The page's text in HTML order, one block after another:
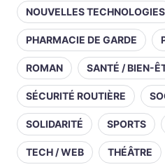
NOUVELLES TECHNOLOGIES
PHARMACIE DE GARDE
ROMAN SANTÉ / BIEN-
SÉCURITÉ ROUTIÈRE
SOLIDARITÉ SPORTS
TECH / WEB THÉÂTRE